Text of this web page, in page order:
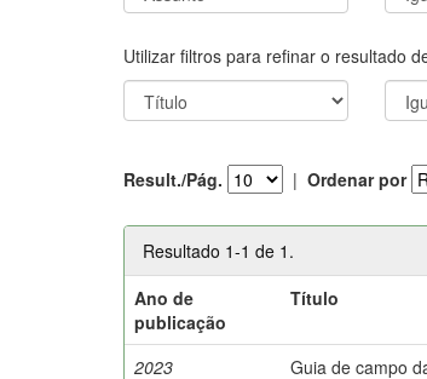
Utilizar filtros para refinar o resultado
Result./Pág. | Ordenar por
Resultado 1-1 de 1.
Ano de
publicação
Título
2023
Guia de campo